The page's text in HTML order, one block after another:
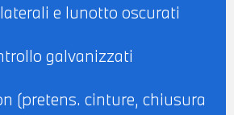
LEASING O
ANCHE PER L'INTERO
e lunotto oscurati
galvanizzati
(pretens. cinture, chiusura